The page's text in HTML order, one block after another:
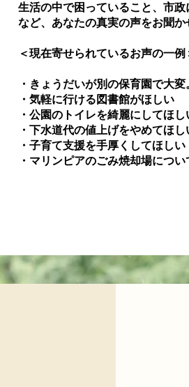
生活の中で困っていること、市
など、あなたの真実の声をお聞か
＜現在寄せられているお声の一例
・きょうだいが別の保育園で大
・気軽に行ける図書館がほしい
・公園のトイレを綺麗にしてほし
・下水道代の値上げをやめてほし
・子育て支援を手厚くしてほしい
・マリンピアのごみ焼却場につ